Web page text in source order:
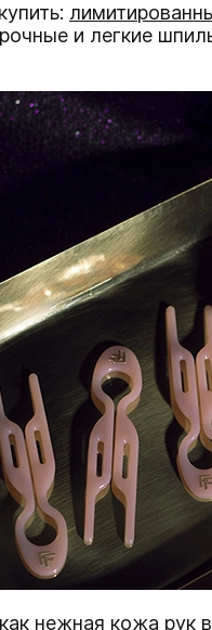
и легкие
нежная кожа